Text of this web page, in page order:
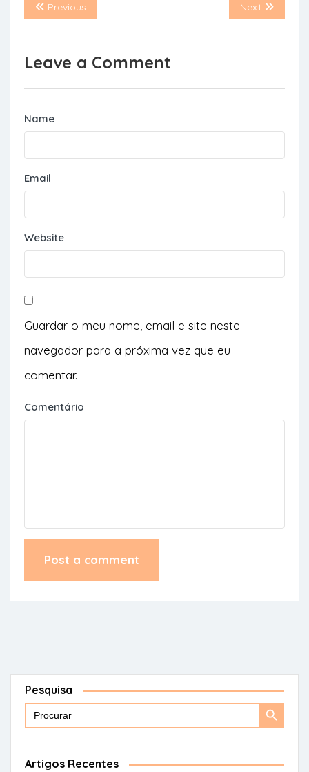
Previous Next
Leave a Comment
Name
Email
Website
Guardar o meu nome, email e site neste
navegador para a próxima vez que eu
comentar.
Comentário
Pesquisa
Search
Search
Artigos Recentes